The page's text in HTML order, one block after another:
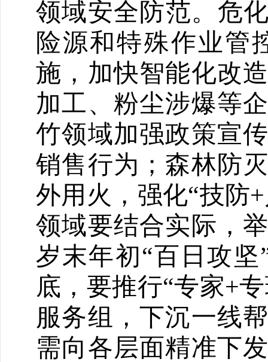
领域安全防范。危
险源和特殊作业管
施，加快智能化改
加工、粉尘涉爆等
竹领域加强政策宣
销售行为；森林防
外用火，强化“技防
领域要结合实际，
岁末年初“百日攻
底，要推行“专家+
服务组，下沉一线
需向各层面精准下